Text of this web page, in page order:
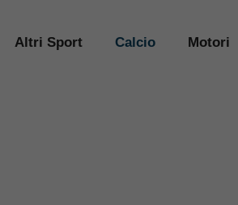
Altri Sport Calcio Motori